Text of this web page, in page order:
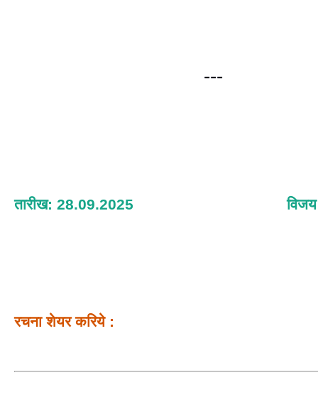
---
तारीख: 28.09.2025 विजय
रचना शेयर करिये :